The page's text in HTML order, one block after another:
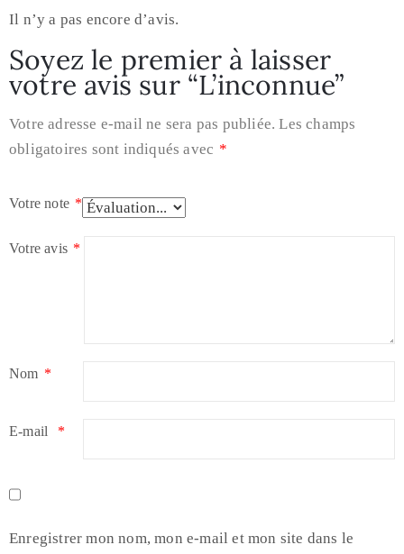
Il n’y a pas encore d’avis.
Soyez le premier à laisser
votre avis sur “L’inconnue”
Votre adresse e-mail ne sera pas publiée. Les champs
obligatoires sont indiqués avec *
Votre note *
Votre avis *
Nom *
E-mail *
Enregistrer mon nom, mon e-mail et mon site dans le